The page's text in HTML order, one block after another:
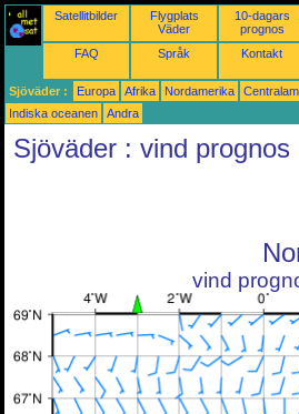
Satellitbilder
Flygplats
Väder
10-dagars
prognos
FAQ Språk Kontakt
Sjöväder : Europa Afrika Nordamerika
Indiska oceanen
Andra
Sjöväder : vind prognos
vind